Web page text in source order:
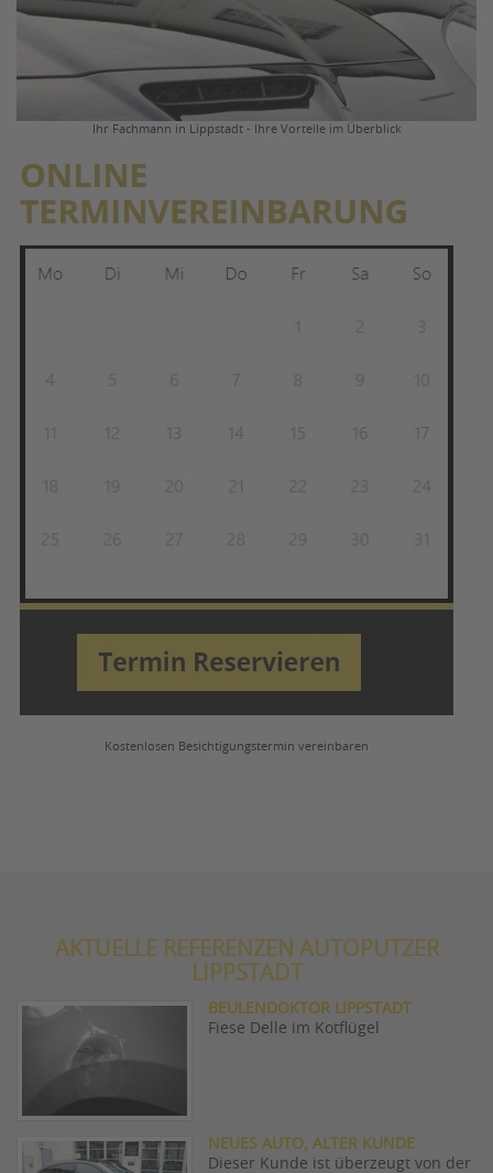
Ihr Fachmann in Lippstadt - Ihre Vorteile im Überblick
Kostenlosen Besichtigungstermin vereinbaren
AKTUELLE REFERENZEN AUTOPUTZER
LIPPSTADT
BEULENDOKTOR LIPPSTADT
Fiese Delle im Kotflügel
NEUES AUTO, ALTER KUNDE
Dieser Kunde ist überzeugt von der